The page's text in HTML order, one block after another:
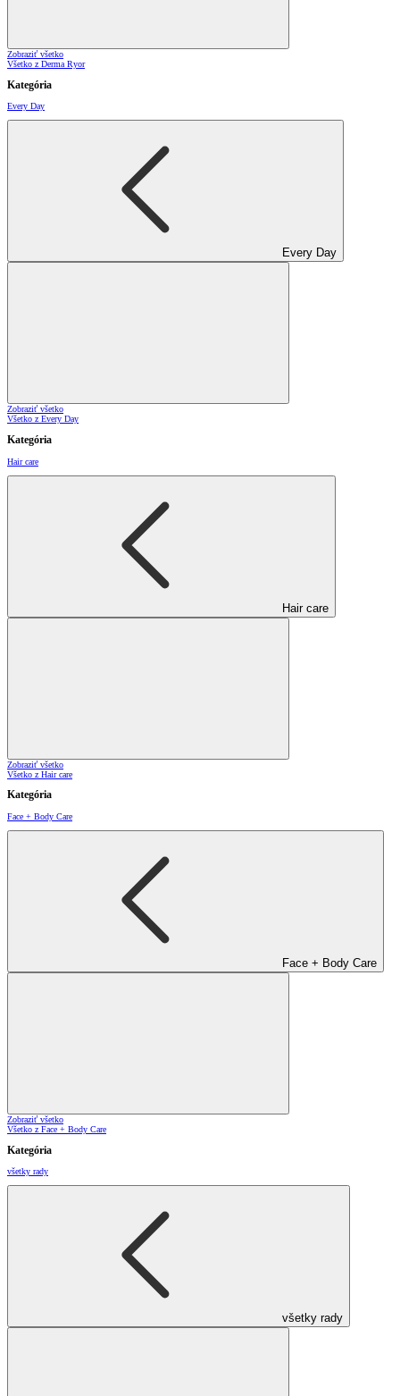
Zobraziť všetko
Všetko z Derma Ryor
Kategória
Every Day
Every Day
Zobraziť všetko
Všetko z Every Day
Kategória
Hair care
Hair care
Zobraziť všetko
Všetko z Hair care
Kategória
Face + Body Care
Face + Body Care
Zobraziť všetko
Všetko z Face + Body Care
Kategória
všetky rady
všetky rady